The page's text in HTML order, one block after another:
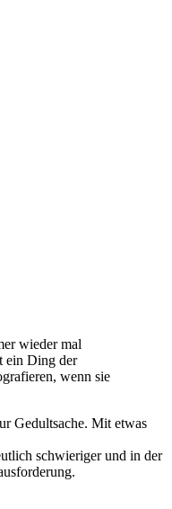
wieder mal
ein Ding der
wenn sie
Gedultsache. Mit etwas
schwieriger und in der